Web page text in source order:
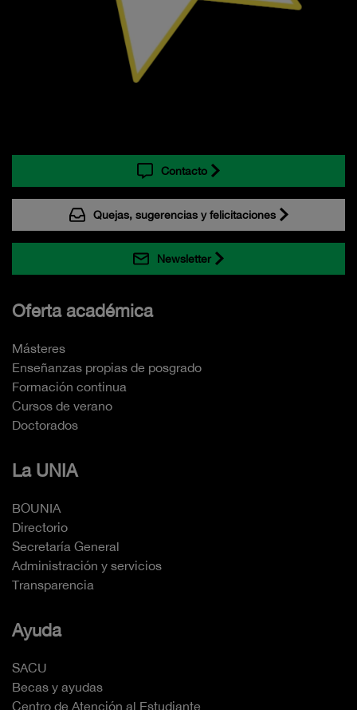
Contacto
Quejas, sugerencias y felicitaciones
Newsletter
Oferta académica
Másteres
Enseñanzas propias de posgrado
Formación continua
Cursos de verano
Doctorados
La UNIA
BOUNIA
Directorio
Secretaría General
Administración y servicios
Transparencia
Ayuda
SACU
Becas y ayudas
Centro de Atención al Estudiante